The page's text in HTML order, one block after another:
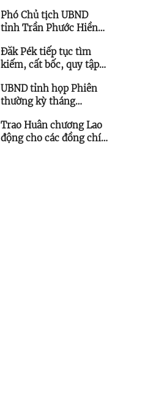
năm 2026
Phó Chủ tịch UBND
tỉnh Trần Phước Hiền
mắc các dự án lưới điện
trên địa bàn tỉnh
Đăk Pék tiếp tục tìm
kiếm, cất bốc, quy tập
UBND tỉnh họp Phiên
thường kỳ tháng
Trao Huân chương Lao
động cho các đồng chí